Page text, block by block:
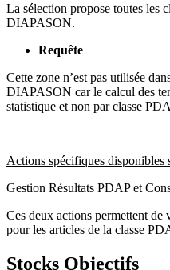
La sélection propose toutes les
DIAPASON.
Requête
Cette zone n’est pas utilisée
DIAPASON car le calcul des
statistique et non par classe
Actions spécifiques disponibles
Gestion Résultats PDAP et
Ces deux actions permettent
pour les articles de la classe
Stocks Objectifs